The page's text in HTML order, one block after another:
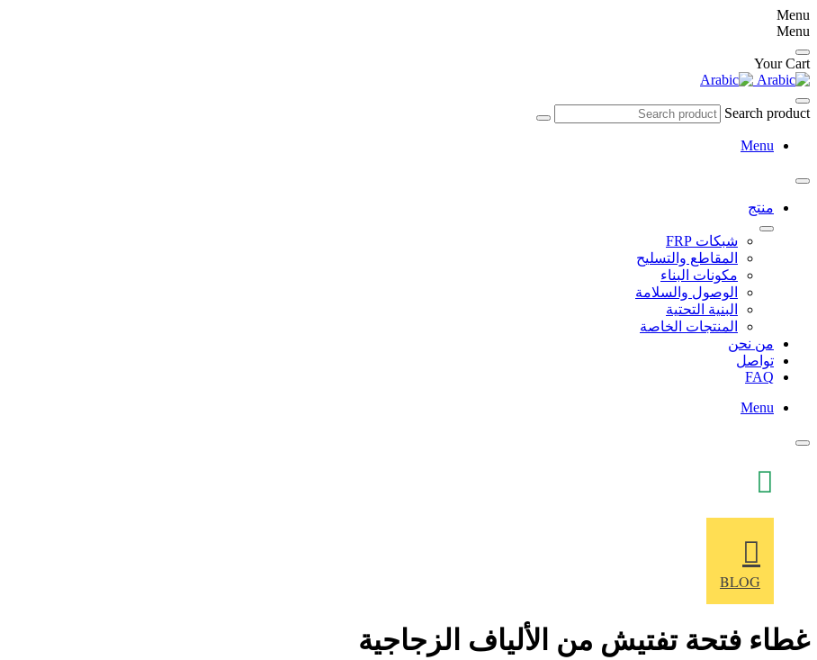
Menu
Menu
Your Cart
Search product
Menu
منتج
شبكات FRP
المقاطع والتسليح
مكونات البناء
الوصول والسلامة
البنية التحتية
المنتجات الخاصة
من نحن
تواصل
FAQ
Menu
BLOG
غطاء فتحة تفتيش من الألياف الزجاجية